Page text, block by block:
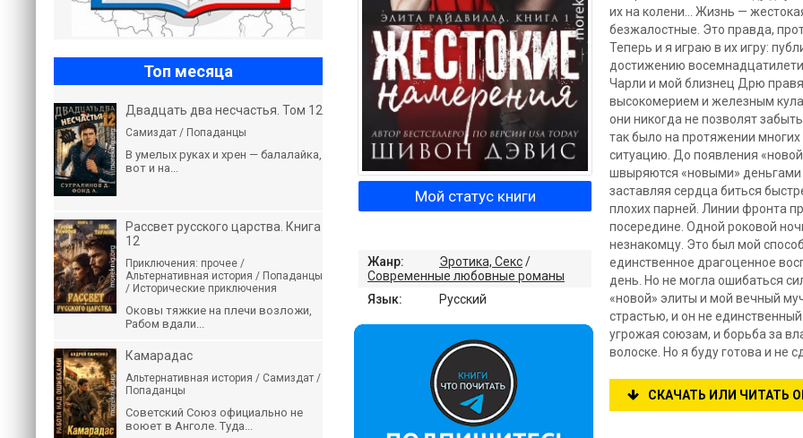
их на колени… Жизнь —
безжалостные. Это правда,
Теперь и я играю в их игру:
достижению
Чарли и мой близнец Дрю
высокомерием и железным
они никогда не позволят
так было на протяжении
ситуацию. До появления
швыряются «новыми»
заставляя сердца биться
плохих парней. Линии фронта
посередине. Одной роковой
незнакомцу. Это был мой
единственное драгоценное
день. Но не могла ошибаться
«новой» элиты и мой вечный
страстью, и он не
угрожая союзам, и борьба за
волоске. Но я буду готова и не
СКАЧАТЬ ИЛИ ЧИТАТЬ
Мой статус книги
Жанр: Эротика, Секс/
Современные любовные романы
Язык:
Русский
Топ месяца
Двадцать два несчастья. Том 12
Самиздат / Попаданцы
В умелых руках и хрен — балалайка,
вот и на...
Рассвет русского царства. Книга
12
Приключения: прочее /
Альтернативная история / Попаданцы
/ Исторические приключения
Оковы тяжкие на плечи возложи,
Рабом вдали...
Камарадас
Альтернативная история / Самиздат /
Попаданцы
Советский Союз официально не
воюет в Анголе. Туда...